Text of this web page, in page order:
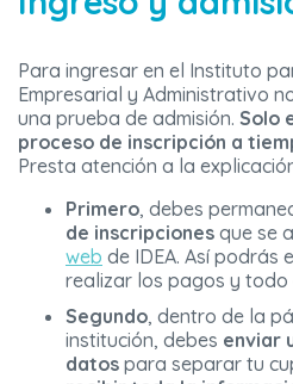
Para ingresar en el Instituto
Empresarial y Administrativo
una prueba de admisión. Solo
proceso de inscripción a
Presta atención a la
Primero, debes
de inscripciones que se
web de IDEA. Así podrás
realizar los pagos y todo
Segundo, dentro de la
institución, debes enviar
datos para separar tu